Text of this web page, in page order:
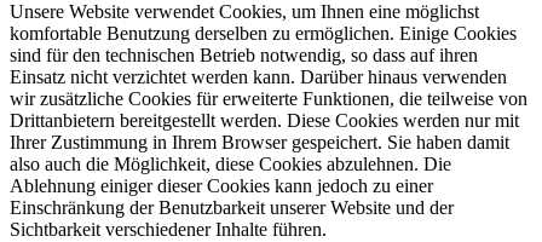
Unsere Website verwendet Cookies, um Ihnen eine möglichst
komfortable Benutzung derselben zu ermöglichen. Einige Cookies
sind für den technischen Betrieb notwendig, so dass auf ihren
Einsatz nicht verzichtet werden kann. Darüber hinaus verwenden
wir zusätzliche Cookies für erweiterte Funktionen, die teilweise von
Drittanbietern bereitgestellt werden. Diese Cookies werden nur mit
Ihrer Zustimmung in Ihrem Browser gespeichert. Sie haben damit
also auch die Möglichkeit, diese Cookies abzulehnen. Die
Ablehnung einiger dieser Cookies kann jedoch zu einer
Einschränkung der Benutzbarkeit unserer Website und der
Sichtbarkeit verschiedener Inhalte führen.